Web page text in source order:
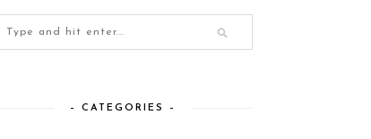
– CATEGORIES –